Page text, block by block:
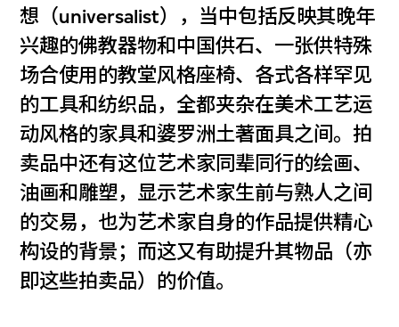
想（universalist），当中包括反映其晚年
兴趣的佛教器物和中国供石、一张供特殊
场合使用的教堂风格座椅、各式各样罕见
的工具和纺织品，全都夹杂在美术工艺运
动风格的家具和婆罗洲土著面具之间。拍
卖品中还有这位艺术家同辈同行的绘画、
油画和雕塑，显示艺术家生前与熟人之间
的交易，也为艺术家自身的作品提供精心
构设的背景；而这又有助提升其物品（亦
即这些拍卖品）的价值。